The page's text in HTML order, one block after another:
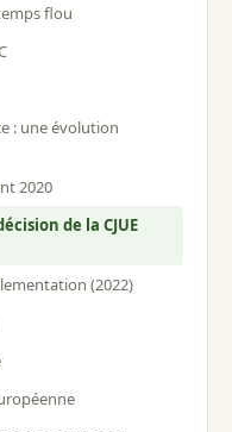
flou
: une évolution
2020
de la CJUE
(2022)